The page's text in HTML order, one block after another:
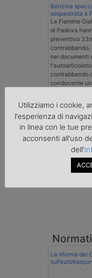
Benzina
sequestrata a
Le Fiamme
di Padova
preventivo
nei documenti
contrabbando
conducente
La riforma del
Utilizziamo i cookie,
l'esperienza di
in linea con le tue
acconsenti all'uso
dell'